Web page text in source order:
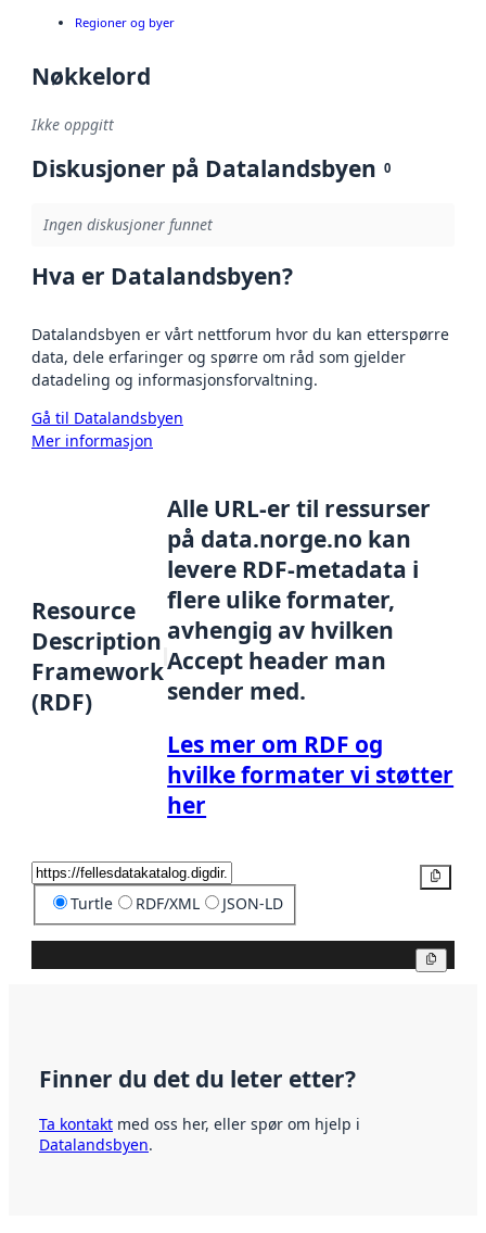
Regioner og byer
Nøkkelord
Ikke oppgitt
Diskusjoner på Datalandsbyen 0
Ingen diskusjoner funnet
Hva er Datalandsbyen?
Datalandsbyen er vårt nettforum hvor du kan etterspørre
data, dele erfaringer og spørre om råd som gjelder
datadeling og informasjonsforvaltning.
Gå til Datalandsbyen
Mer informasjon
Resource
Description
Framework
(RDF)
Alle URL-er til ressurser
på data.norge.no kan
levere RDF-metadata i
flere ulike formater,
avhengig av hvilken
Accept header man
sender med.
Les mer om RDF og
hvilke formater vi støtter
her
Turtle RDF/XML JSON-LD
Finner du det du leter etter?
Ta kontakt med oss her, eller spør om hjelp i
Datalandsbyen.